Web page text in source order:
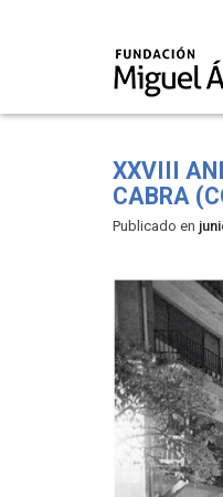
XXVIII
CABRA
Publicado en